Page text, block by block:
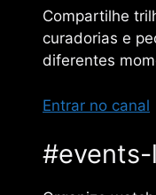
Compartilhe
curadorias e
diferentes
Entrar no canal
#events-